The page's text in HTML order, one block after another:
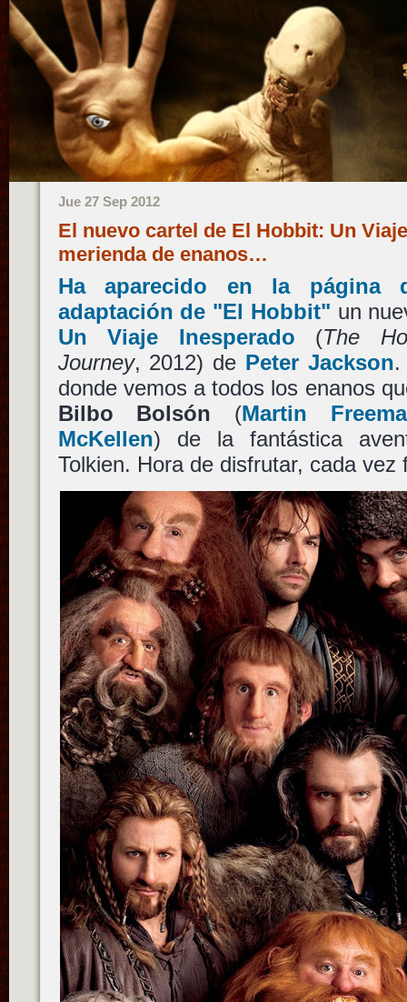
Jue 27 Sep 2012
El nuevo cartel de El Hobbit: Un
merienda de enanos…
Ha aparecido en la página
adaptación de "El Hobbit" un
Un Viaje Inesperado (The
Journey, 2012) de Peter Jackson.
donde vemos a todos los enanos
Bilbo Bolsón (Martin
McKellen) de la fantástica
Tolkien. Hora de disfrutar, cada